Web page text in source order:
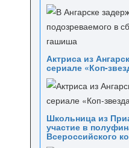
Актриса из
сериале «Коп-
Школьница из
участие в
Всероссийского